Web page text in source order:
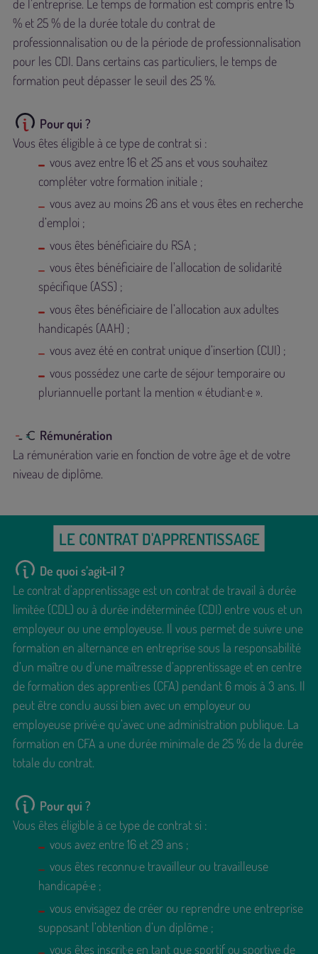
de l’entreprise. Le temps de formation est compris entre 15
% et 25 % de la durée totale du contrat de
professionnalisation ou de la période de professionnalisation
pour les CDI. Dans certains cas particuliers, le temps de
formation peut dépasser le seuil des 25 %.
Pour qui ?
Vous êtes éligible à ce type de contrat si :
vous avez entre 16 et 25 ans et vous souhaitez
compléter votre formation initiale ;
vous avez au moins 26 ans et vous êtes en recherche
d’emploi ;
vous êtes bénéficiaire du RSA ;
vous êtes bénéficiaire de l’allocation de solidarité
spécifique (ASS) ;
vous êtes bénéficiaire de l’allocation aux adultes
handicapés (AAH) ;
vous avez été en contrat unique d’insertion (CUI) ;
vous possédez une carte de séjour temporaire ou
pluriannuelle portant la mention « étudiant·e ».
Rémunération
La rémunération varie en fonction de votre âge et de votre
niveau de diplôme.
LE CONTRAT D'APPRENTISSAGE
De quoi s’agit-il ?
Le contrat d’apprentissage est un contrat de travail à durée
limitée (CDL) ou à durée indéterminée (CDI) entre vous et un
employeur ou une employeuse. Il vous permet de suivre une
formation en alternance en entreprise sous la responsabilité
d’un maître ou d’une maîtresse d’apprentissage et en centre
de formation des apprenti·es (CFA) pendant 6 mois à 3 ans. Il
peut être conclu aussi bien avec un employeur ou
employeuse privé·e qu’avec une administration publique. La
formation en CFA a une durée minimale de 25 % de la durée
totale du contrat.
Pour qui ?
Vous êtes éligible à ce type de contrat si :
vous avez entre 16 et 29 ans ;
vous êtes reconnu·e travailleur ou travailleuse
handicapé·e ;
vous envisagez de créer ou reprendre une entreprise
supposant l’obtention d’un diplôme ;
vous êtes inscrit·e en tant que sportif ou sportive de